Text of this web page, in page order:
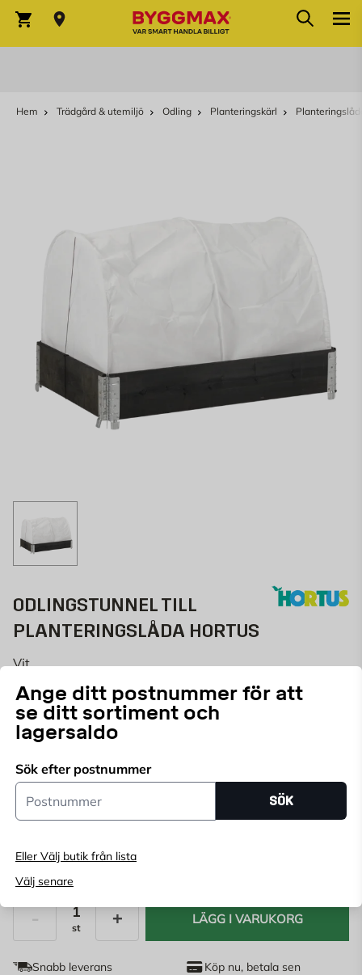
Ange ditt postnummer för att
se ditt sortiment och
lagersaldo
Sök efter postnummer
Postnummer
SÖK
Eller Välj butik från lista
Välj senare
Varukorg Sök
Hem Trädgård & utemiljö Odling Planteringskärl
ODLINGSTUNNEL TILL
PLANTERINGSLÅDA HORTUS
Vit
ART.NR:687273137
HORTUS odlingstunnel till odlingskrageOdlingstunneln
används bl. a.
Endast online
Angepostnummerför att se lagerstatus
189
st
LÄGG I VARUKORG
Snabb leverans Köp nu, betala sen